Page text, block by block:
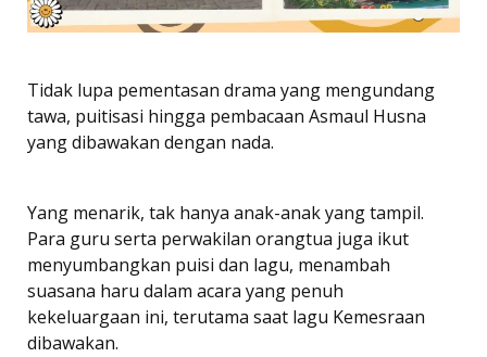
Tidak lupa pementasan drama yang mengundang
tawa, puitisasi hingga pembacaan Asmaul Husna
yang dibawakan dengan nada.
Yang menarik, tak hanya anak-anak yang tampil.
Para guru serta perwakilan orangtua juga ikut
menyumbangkan puisi dan lagu, menambah
suasana haru dalam acara yang penuh
kekeluargaan ini, terutama saat lagu Kemesraan
dibawakan.